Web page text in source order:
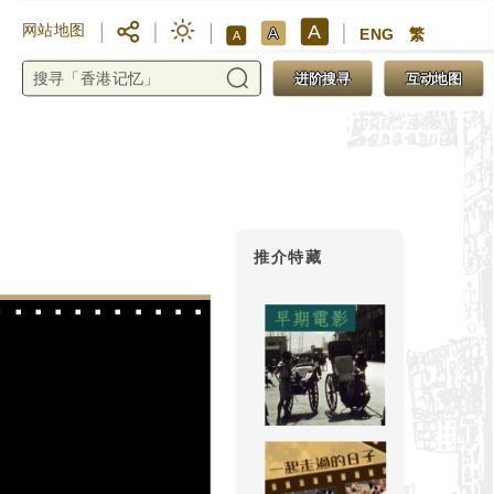
网站地图 A A A ENG 繁
进阶搜寻 互动地图
Bell & Howell
十六毫米／1923年面世／
柯达研发十六毫米负片后
推介特藏